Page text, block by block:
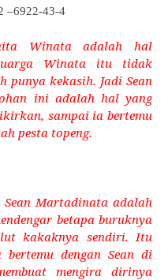
–6922-43-4
Winata adalah hal
Winata itu tidak
punya kekasih. Jadi Sean
ini adalah hal yang
sampai ia bertemu
pesta topeng.
Sean Martadinata adalah
betapa buruknya
kakaknya sendiri. Itu
dengan Sean di
mengira dirinya